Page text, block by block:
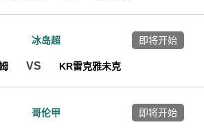
冰岛超
VS KR雷克雅未克
即将开始
哥伦甲 即将开始